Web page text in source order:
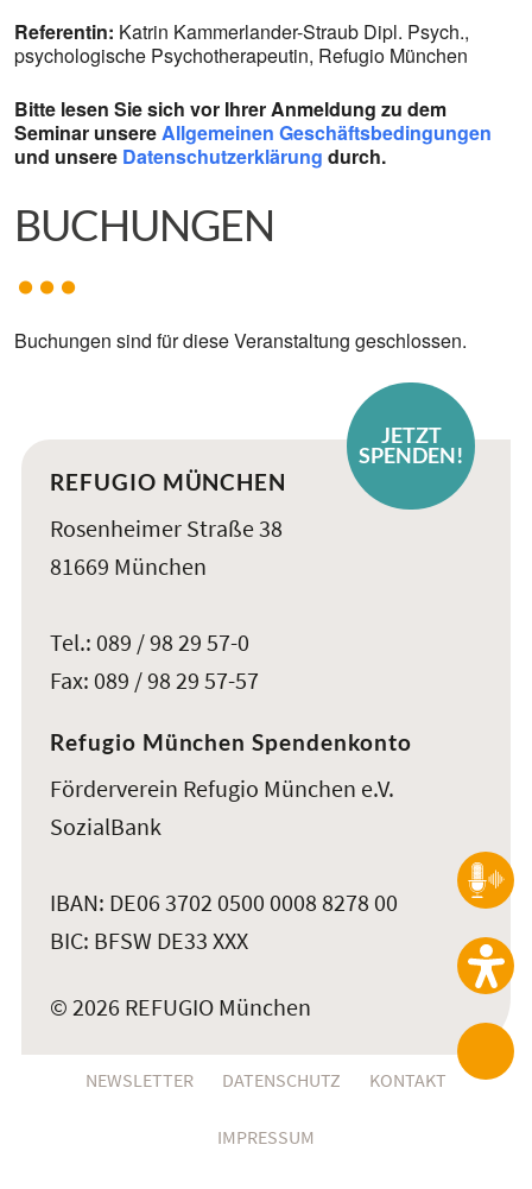
Referentin: Katrin Kammerlander-Straub Dipl. Psych.,
psychologische Psychotherapeutin, Refugio München
Bitte lesen Sie sich vor Ihrer Anmeldung zu dem
Seminar unsere Allgemeinen Geschäftsbedingungen
und unsere Datenschutzerklärung durch.
BUCHUNGEN
Buchungen sind für diese Veranstaltung geschlossen.
JETZT
SPENDEN!
REFUGIO MÜNCHEN
Rosenheimer Straße 38
81669 München
Tel.: 089 / 98 29 57-0
Fax: 089 / 98 29 57-57
Refugio München Spendenkonto
Förderverein Refugio München e.V.
SozialBank
IBAN: DE06 3702 0500 0008 8278 00
BIC: BFSW DE33 XXX
© 2026 REFUGIO München
NEWSLETTER DATENSCHUTZ KONTAKT
IMPRESSUM